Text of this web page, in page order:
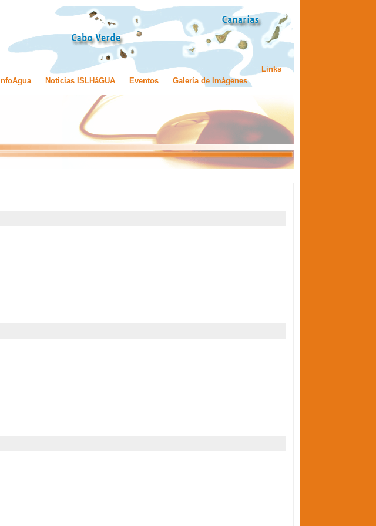
InfoAgua Noticias ISLHáGUA Eventos Galería de Imágenes
Links